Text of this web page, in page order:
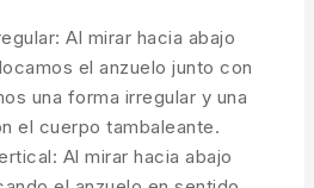
Al mirar hacia abajo
el anzuelo junto con
una forma irregular y una
el cuerpo tambaleante.
Al mirar hacia abajo